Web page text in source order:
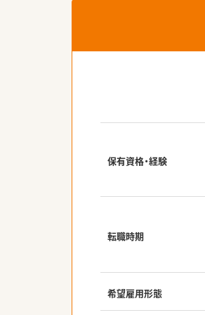
保有資格・経験
転職時期
希望雇用形態